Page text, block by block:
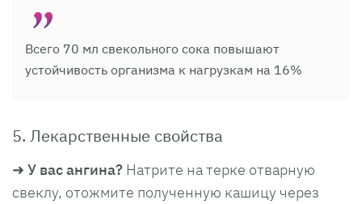
Всего 70 мл свекольного сока повышают
устойчивость организма к нагрузкам на 16%
5. Лекарственные свойства
➜ У вас ангина? Натрите на терке отварную
свеклу, отожмите полученную кашицу через